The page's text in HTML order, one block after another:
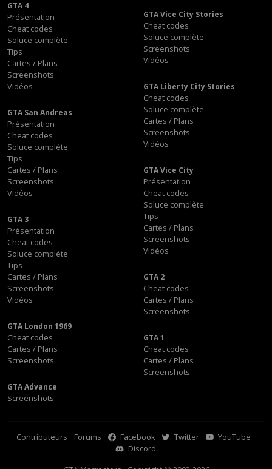
GTA 4
Présentation
Cheat codes
Soluce complète
Tips
Cartes / Plans
Screenshots
Vidéos
GTA Vice City Stories
Cheat codes
Soluce complète
Screenshots
Vidéos
GTA Liberty City Stories
Cheat codes
Soluce complète
Cartes / Plans
Screenshots
Vidéos
GTA San Andreas
Présentation
Cheat codes
Soluce complète
Tips
Cartes / Plans
Screenshots
Vidéos
GTA Vice City
Présentation
Cheat codes
Soluce complète
Tips
Cartes / Plans
Screenshots
Vidéos
GTA 3
Présentation
Cheat codes
Soluce complète
Tips
Cartes / Plans
Screenshots
Vidéos
GTA 2
Cheat codes
Cartes / Plans
Screenshots
GTA London 1969
Cheat codes
Cartes / Plans
Screenshots
GTA 1
Cheat codes
Cartes / Plans
Screenshots
GTA Advance
Screenshots
Contributeurs Forums Facebook Twitter
YouTube
Discord